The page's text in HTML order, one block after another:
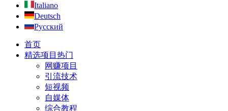
Italiano
Deutsch
Русский
首页
精选项目 热门
网赚项目
引流技术
短视频
自媒体
综合教程